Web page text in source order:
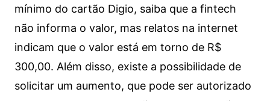
mínimo do cartão Digio, saiba que a fintech
não informa o valor, mas relatos na internet
indicam que o valor está em torno de R$
300,00. Além disso, existe a possibilidade de
solicitar um aumento, que pode ser autorizado